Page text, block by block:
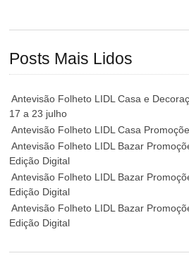
Posts Mais Lidos
Antevisão Folheto LIDL Casa e
17 a 23 julho
Antevisão Folheto LIDL Casa
Antevisão Folheto LIDL Bazar
Edição Digital
Antevisão Folheto LIDL Bazar
Edição Digital
Antevisão Folheto LIDL Bazar
Edição Digital